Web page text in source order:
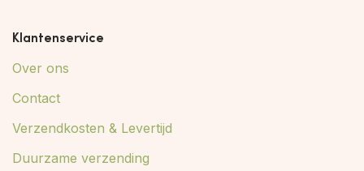
Klantenservice
Over ons
Contact
Verzendkosten & Levertijd
Duurzame verzending